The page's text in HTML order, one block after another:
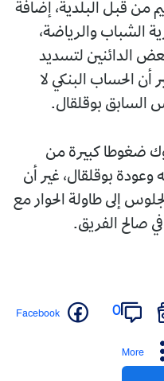
من قبل البلدية، إضافة
الشباب والرياضة،
الدائنين لتسديد
الحساب البنكي لا
السابق بوقلقال.
ضغوطا كبيرة من
وعودة بوقلقال، غير أن
إلى طاولة الحوار مع
صالح الفريق.
0
Facebook
More